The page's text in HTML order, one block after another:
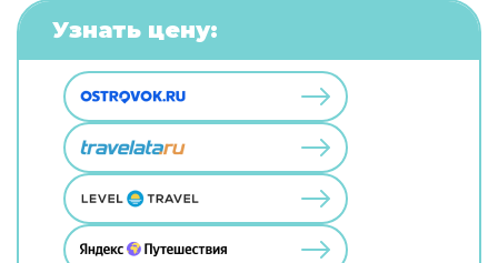
Узнать цену: